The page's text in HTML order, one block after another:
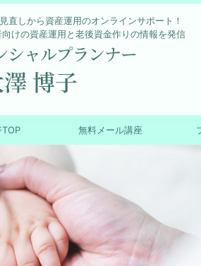
直しから資産運用のオンラインサポート！
けの資産運用と老後資金作りの情報を発信
無料メール講座